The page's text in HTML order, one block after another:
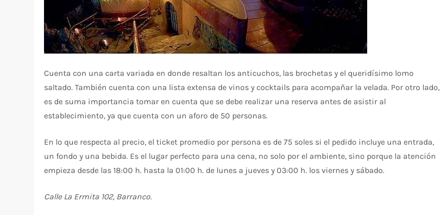
Cuenta con una carta variada en donde resaltan los anticuchos, las brochetas y el queridísimo lomo
saltado. También cuenta con una lista extensa de vinos y cocktails para acompañar la velada. Por otro lado,
es de suma importancia tomar en cuenta que se debe realizar una reserva antes de asistir al
establecimiento, ya que cuenta con un aforo de 50 personas.
En lo que respecta al precio, el ticket promedio por persona es de 75 soles si el pedido incluye una entrada,
un fondo y una bebida. Es el lugar perfecto para una cena, no solo por el ambiente, sino porque la atención
empieza desde las 18:00 h. hasta la 01:00 h. de lunes a jueves y 03:00 h. los viernes y sábado.
Calle La Ermita 102, Barranco.